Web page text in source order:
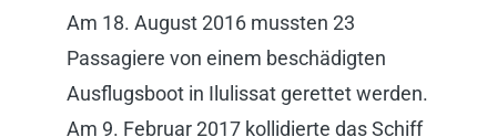
Am 18. August 2016 mussten 23
Passagiere von einem beschädigten
Ausflugsboot in Ilulissat gerettet werden.
Am 9. Februar 2017 kollidierte das Schiff